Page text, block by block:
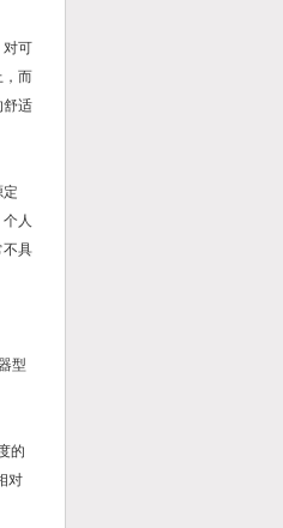
对可
，而
舒适
定
人
不具
型
的
对